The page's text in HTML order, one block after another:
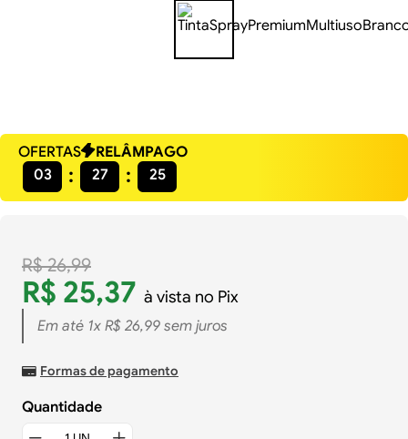
OFERTAS
RELÂMPAGO
03
27 24
R$ 26,99
R$ 25,37 à vista no Pix
Em até 1x R$ 26,99sem juros
Formas de pagamento
Quantidade